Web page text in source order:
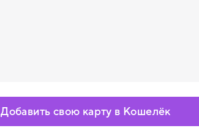
Добавить свою карту в Кошелёк